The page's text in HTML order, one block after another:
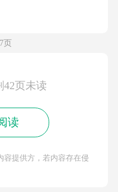
页
42页未读
读
容提供方，若内容存在侵